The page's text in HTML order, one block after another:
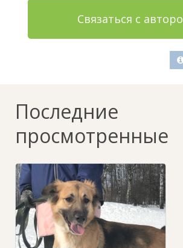
Связаться с
Последние
просмотренные